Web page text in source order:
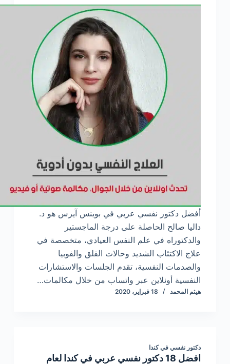
أفضل دكتور نفسي عربي في بوينس آيرس هو د.
داليا صالح الحاصلة على درجة الماجستير
والدكتوراه في علم النفس العيادي، متخصصة في
علاج الاكتئاب الشديد وحالات القلق والفوبيا
والصدمات النفسية، تقدم الجلسات والاستشارات
النفسية أونلاين عبر واتساب من خلال مكالمات…
هيثم المحمد 18 فبراير، 2020
دكتور نفسي في كندا
افضل 18 دكتور نفسي عربي في كندا لعام